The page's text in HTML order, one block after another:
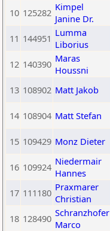
10 125282 Kimpel
Janine Dr.
11 144951 Lumma
Liborius
12 140390 Maras
Houssni
13 108902 Matt Jakob
14 108904 Matt Stefan
15 109429 Monz Dieter
16 109924 Niedermair
Hannes
17 111180 Praxmarer
Christian
18 128490 Schranzhofer
Marco